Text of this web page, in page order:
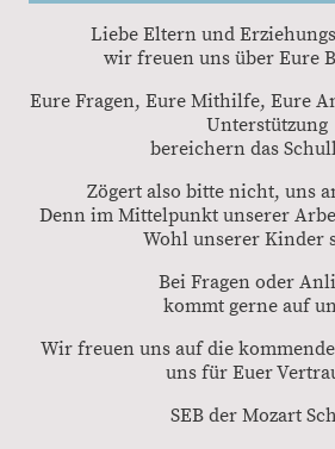
Liebe Eltern und
wir freuen uns über Eure
Eure Fragen, Eure Mithilfe, Eure
Unterstützung
bereichern das
Zögert also bitte nicht, uns
Denn im Mittelpunkt unserer
Wohl unserer Kinder
Bei Fragen oder
kommt gerne auf
Wir freuen uns auf die
uns für Euer
SEB der Mozart